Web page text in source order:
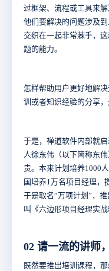
过框架、流程或工具来
他们要解决的问题涉及
交织在一起非常棘手，
题的能力。
怎样帮助用户更好地解
训或者知识经验的分享，
于是，禅道软件内部就
人徐东伟（以下简称东
责。本来计划培养1000
国培养1万名项目经理，
于是取名“万项计划”，
叫《六边形项目经理实战
02 请一流的讲师
既然要推出培训课程，